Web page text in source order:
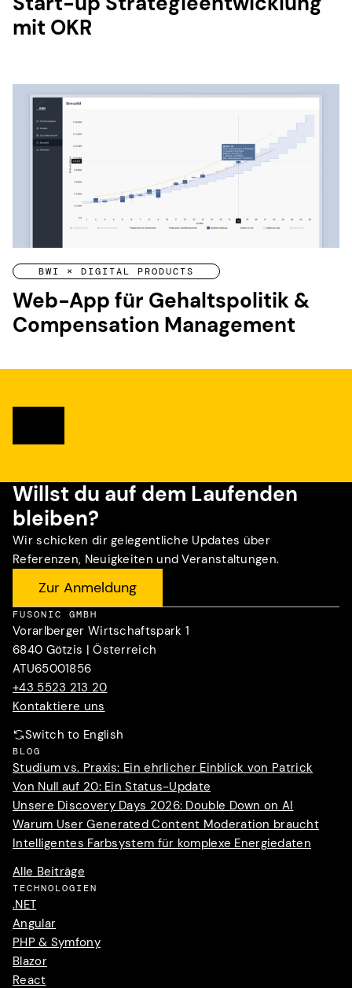
mit OKR
BWI × DIGITAL PRODUCTS
Web-App für Gehaltspolitik &
Compensation Management
Willst du auf dem Laufenden
bleiben?
Wir schicken dir gelegentliche Updates über
Referenzen, Neuigkeiten und Veranstaltungen.
Zur Anmeldung
FUSONIC GMBH
Vorarlberger Wirtschaftspark 1
6840 Götzis | Österreich
ATU65001856
+43 5523 213 20
Kontaktiere uns
Switch to English
BLOG
Studium vs. Praxis: Ein ehrlicher Einblick von Patrick
Von Null auf 20: Ein Status-Update
Unsere Discovery Days 2026: Double Down on AI
Warum User Generated Content Moderation braucht
Intelligentes Farbsystem für komplexe Energiedaten
Alle Beiträge
TECHNOLOGIEN
.NET
Angular
PHP & Symfony
Blazor
React